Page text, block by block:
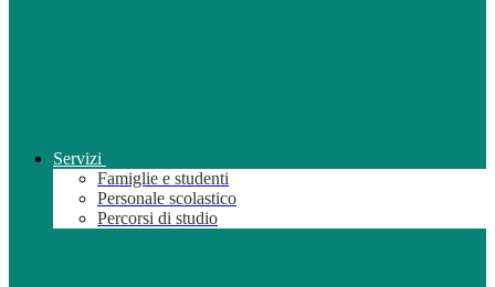
Servizi
Famiglie e studenti
Personale scolastico
Percorsi di studio